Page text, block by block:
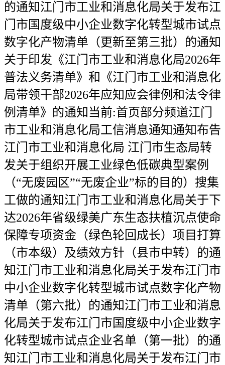
的通知江门市工业和消息化局关于发布江
门市国度级中小企业数字化转型城市试点
数字化产物清单（更新至第三批）的通知
关于印发《江门市工业和消息化局2026年
普法义务清单》和《江门市工业和消息化
局带领干部2026年应知应会律例和法令律
例清单》的通知当前:首页部分频道江门
市工业和消息化局工信消息通知通知布告
江门市工业和消息化局 江门市生态局转
发关于组织开展工业绿色低碳典型案例
（“无废园区”“无废企业”标的目的）搜集
工做的通知江门市工业和消息化局关于下
达2026年省级绿美广东生态扶植沉点使命
保障专项资金（绿色轮回成长）项目打算
（市本级）及绩效方针（县市中转）的通
知江门市工业和消息化局关于发布江门市
中小企业数字化转型城市试点数字化产物
清单（第六批）的通知江门市工业和消息
化局关于发布江门市国度级中小企业数字
化转型城市试点企业名单（第一批）的通
知江门市工业和消息化局关于发布江门市